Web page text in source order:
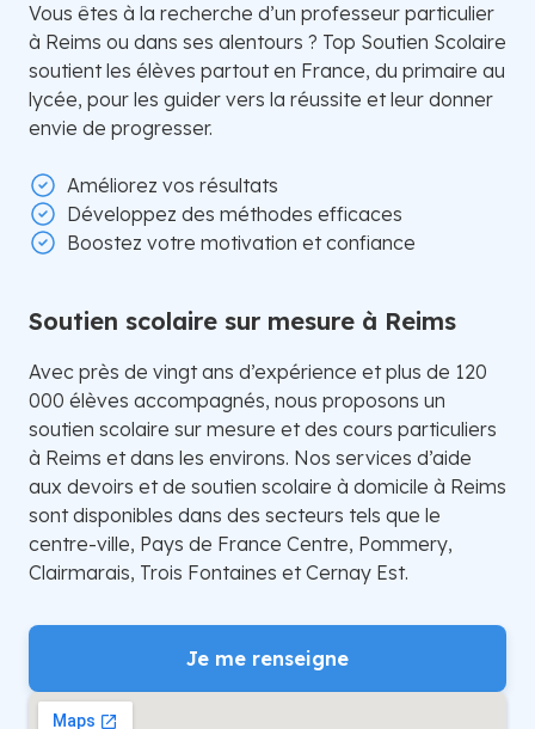
Vous êtes à la recherche d’un professeur particulier
à Reims ou dans ses alentours ? Top Soutien Scolaire
soutient les élèves partout en France, du primaire au
lycée, pour les guider vers la réussite et leur donner
envie de progresser.
Améliorez vos résultats
Développez des méthodes efficaces
Boostez votre motivation et confiance
Soutien scolaire sur mesure à Reims
Avec près de vingt ans d’expérience et plus de 120
000 élèves accompagnés, nous proposons un
soutien scolaire sur mesure et des cours particuliers
à Reims et dans les environs. Nos services d’aide
aux devoirs et de soutien scolaire à domicile à Reims
sont disponibles dans des secteurs tels que le
centre-ville, Pays de France Centre, Pommery,
Clairmarais, Trois Fontaines et Cernay Est.
Je me renseigne